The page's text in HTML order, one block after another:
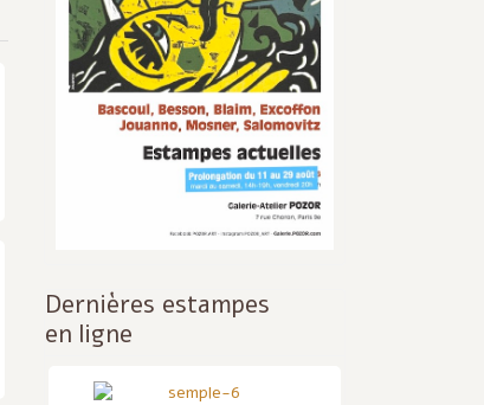
Dernières estampes
en ligne